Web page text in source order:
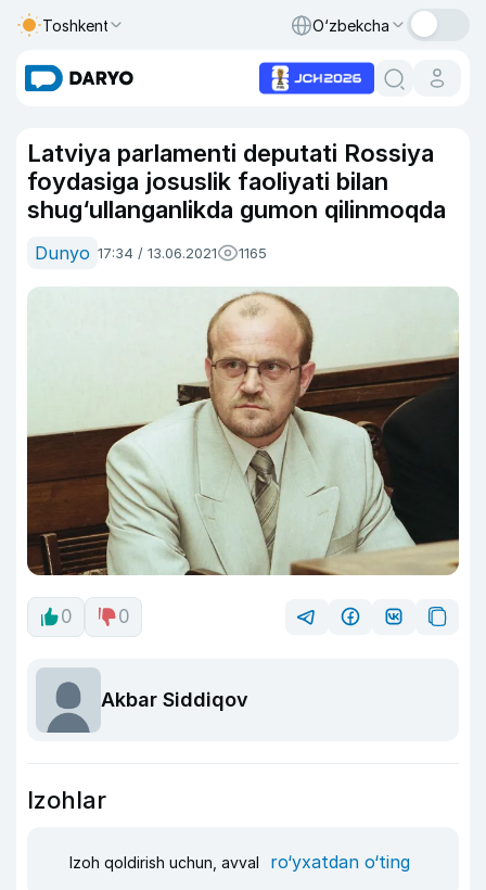
Toshkent O‘zbekcha
Latviya parlamenti deputati Rossiya
foydasiga josuslik faoliyati bilan
shug‘ullanganlikda gumon qilinmoqda
Dunyo 17:34 / 13.06.2021 1165
0 0
Akbar Siddiqov
Izohlar
Izoh qoldirish uchun, avval ro‘yxatdan o‘ting